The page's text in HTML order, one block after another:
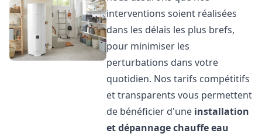
interventions soient réalisées
dans les délais les plus brefs,
pour minimiser les
perturbations dans votre
quotidien. Nos tarifs compétitifs
et transparents vous permettent
de bénéficier d'une installation
et dépannage chauffe eau